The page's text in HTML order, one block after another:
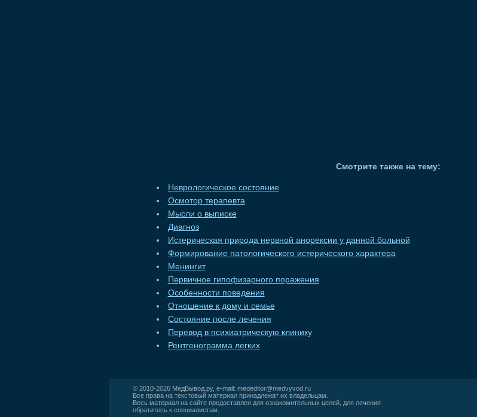
Смотрите также на тему:
Неврологическое состояние
Осмотор терапевта
Мысли о выписке
Диагноз
Истерическая природа нервной анорексии у данной больной
Формирование патологического истерического характера
Менингит
Первичное гипофизарного поражения
Особенности поведения
Отношение к дому и семье
Состояние после лечения
Перевод в психиатрическую клинику
Рентгенограмма легких
© 2010-2026 МедВывод.ру, e-mail: mededitor@medvyvod.ru
Все права на текстовый материал принадлежат их владельцам.
Весь материал на сайте предоставлен для ознакомительных целей, для лечения
обратитесь к специалистам.